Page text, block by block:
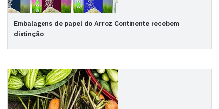
Embalagens de papel do Arroz Continente recebem
distinção